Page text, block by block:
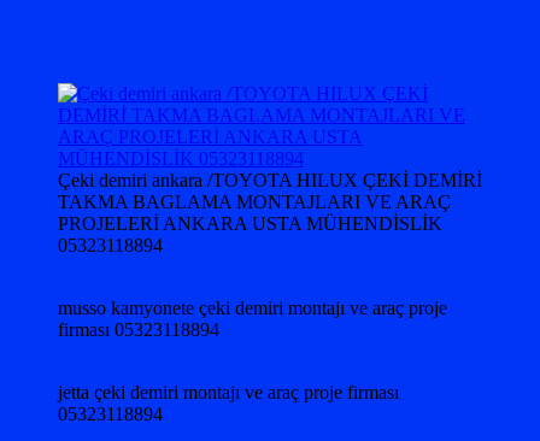
Çeki demiri ankara /TOYOTA HILUX ÇEKİ DEMİRİ
TAKMA BAGLAMA MONTAJLARI VE ARAÇ
PROJELERİ ANKARA USTA MÜHENDİSLİK
05323118894
musso kamyonete çeki demiri montajı ve araç proje
firması 05323118894
jetta çeki demiri montajı ve araç proje firması
05323118894